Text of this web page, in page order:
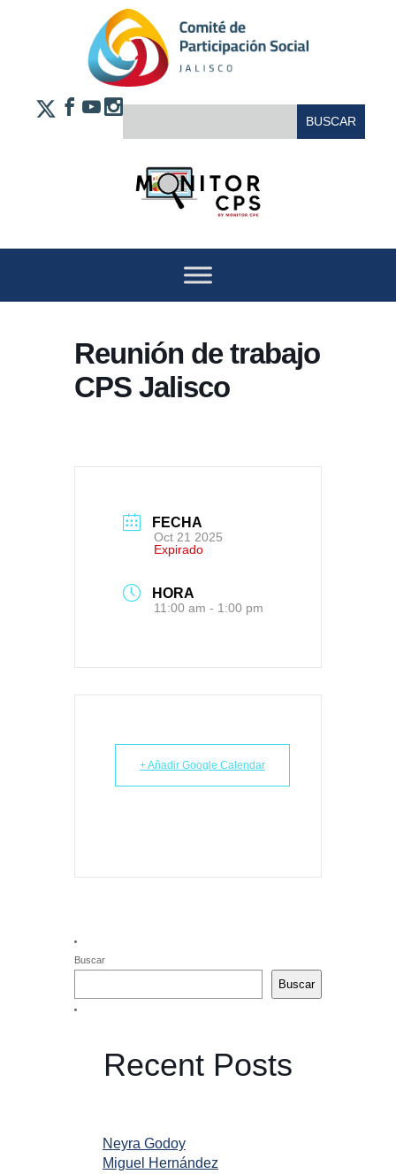
Reunión de trabajo
CPS Jalisco
FECHA
Oct 21 2025
Expirado
HORA
11:00 am - 1:00 pm
+ Añadir Google Calendar
Buscar
Buscar
Recent Posts
Neyra Godoy
Miguel Hernández